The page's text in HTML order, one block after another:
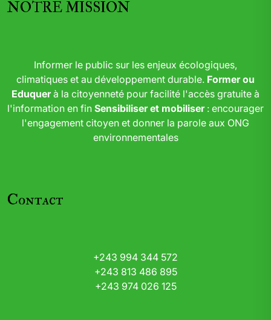
NOTRE MISSION
Informer le public sur les enjeux écologiques,
climatiques et au développement durable. Former ou
Eduquerà la citoyenneté pour facilité l'accès gratuite à
l'information en fin Sensibiliser et mobiliser: encourager
l'engagement citoyen et donner la parole aux ONG
environnementales
Contact
+243 994 344 572
+243 813 486 895
+243 974 026 125